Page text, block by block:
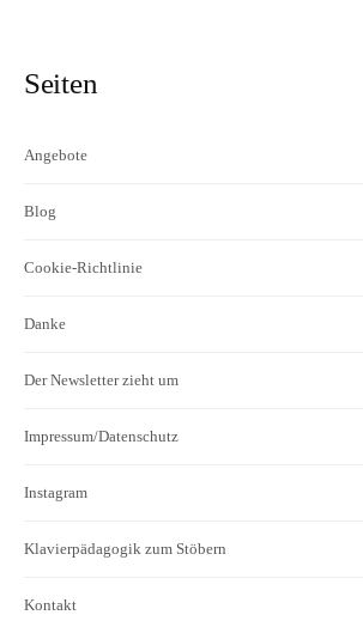
Seiten
Angebote
Blog
Cookie-Richtlinie
Danke
Der Newsletter zieht um
Impressum/Datenschutz
Instagram
Klavierpädagogik zum Stöbern
Kontakt